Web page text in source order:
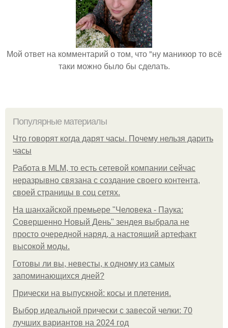
Мой ответ на комментарий о том, что "ну маникюр то всё
таки можно было бы сделать.
Популярные материалы
Что говорят когда дарят часы. Почему нельзя дарить
часы
Работа в MLM, то есть сетевой компании сейчас
неразрывно связана с создание своего контента,
своей страницы в соц сетях.
На шанхайской премьере "Человека - Паука:
Совершенно Новый День" зендея выбрала не
просто очередной наряд, а настоящий артефакт
высокой моды.
Готовы ли вы, невесты, к одному из самых
запоминающихся дней?
Прически на выпускной: косы и плетения.
Выбор идеальной прически с завесой челки: 70
лучших вариантов на 2024 год